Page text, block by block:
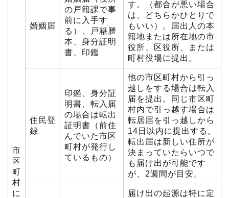
市
区
町
村
に
婚姻届
の戸籍課で事
前に入手す
る）、戸籍謄
本、身分証明
書、印鑑
す。（都合が悪い場合
は、どちらかひとりで
もいい）。届出人の本
籍地または所在地の市
役所、区役所、または
町村役場に提出。
住民登
録
印鑑、身分証
明書、転入届
の場合は転出
証明書（前住
んでいた市区
町村が発行し
ているもの）
他の市区町村から引っ
越しをする場合は転入
届を提出。同じ市区町
村内で引っ越す場合は
転居届を引っ越しから
14日以内に提出する。
転出届は新しい住所が
決まっていたらいつで
も届け出が可能です
が、2週間が目安。
届け出の起源は特に定